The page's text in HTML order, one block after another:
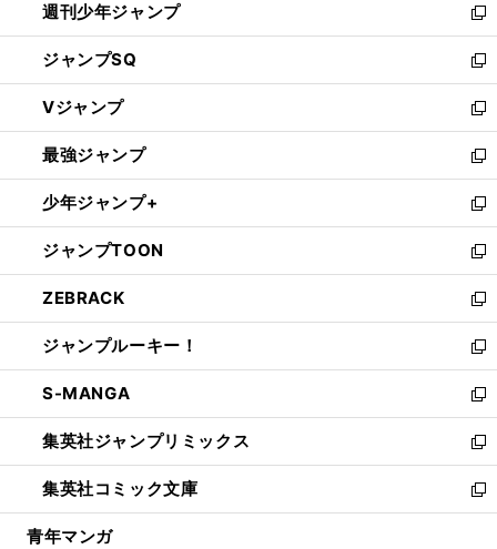
く
週刊少年ジャンプ
新
し
い
ウ
ィ
ン
ド
ウ
で
開
く
ジャンプSQ
新
し
い
ウ
ィ
ン
ド
ウ
で
開
く
Vジャンプ
新
し
い
ウ
ィ
ン
ド
ウ
で
開
く
最強ジャンプ
新
し
い
ウ
ィ
ン
ド
ウ
で
開
く
少年ジャンプ+
新
し
い
ウ
ィ
ン
ド
ウ
で
開
く
ジャンプTOON
新
し
い
ウ
ィ
ン
ド
ウ
で
開
く
ZEBRACK
新
し
い
ウ
ィ
ン
ド
ウ
で
開
ジャンプルーキー！
新
し
い
ウ
ィ
ン
ド
ウ
S-MANGA
新
し
い
ウ
ィ
ン
集英社ジャンプリミックス
新
し
い
ウ
集英社コミック文庫
新
し
青年マンガ